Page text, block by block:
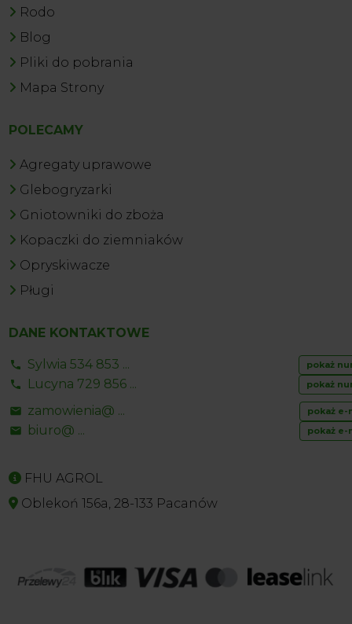
Rodo
Blog
Pliki do pobrania
Mapa Strony
POLECAMY
Agregaty uprawowe
Glebogryzarki
Gniotowniki do zboża
Kopaczki do ziemniaków
Opryskiwacze
Pługi
DANE KONTAKTOWE
Sylwia 534 853 ... pokaż
Lucyna 729 856 ... pokaż
zamowienia@ ... pokaż e-
biuro@ ... pokaż e-
FHU AGROL
Oblekoń 156a, 28-133 Pacanów